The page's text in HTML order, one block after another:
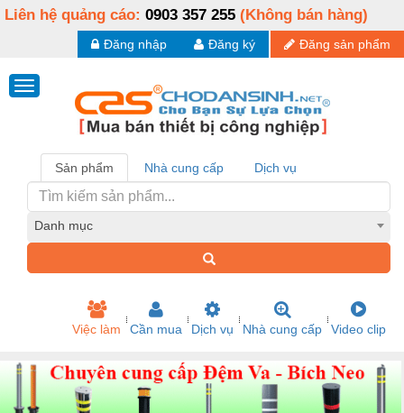
Liên hệ quảng cáo: 0903 357 255 (Không bán hàng)
Đăng sản phẩm
Đăng ký
Đăng nhập
Sản phẩm Nhà cung cấp Dịch vụ
Danh mục
Việc làm Cần mua Dịch vụ Nhà cung cấp Video clip